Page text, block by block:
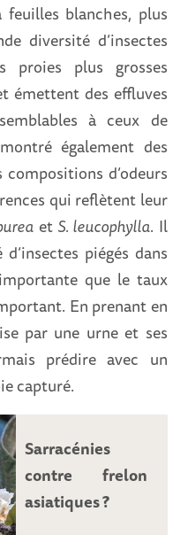
blanches, plus
diversité d’insectes
proies plus grosses
émettent des effluves
à ceux de
également des
d’odeurs
qui reflètent leur
et S. leucophylla. Il
piégés dans
que le taux
En prenant en
par une urne et ses
prédire avec un
capturé.
Sarracénies
contre frelon
asiatiques ?